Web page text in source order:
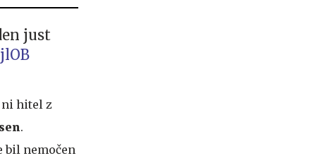
just
ni hitel z
.
bil nemočen